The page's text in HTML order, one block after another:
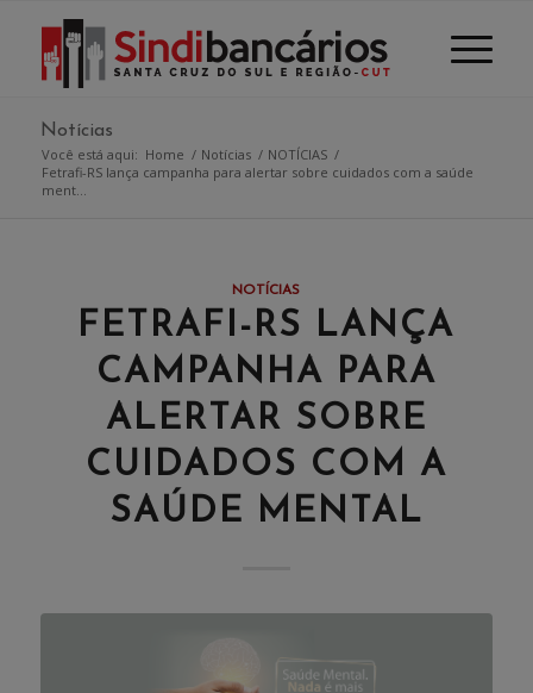
Notícias
Você está aqui: Home / Notícias / NOTÍCIAS /
Fetrafi-RS lança campanha para alertar sobre cuidados com a saúde
ment...
NOTÍCIAS
FETRAFI-RS LANÇA
CAMPANHA PARA
ALERTAR SOBRE
CUIDADOS COM A
SAÚDE MENTAL